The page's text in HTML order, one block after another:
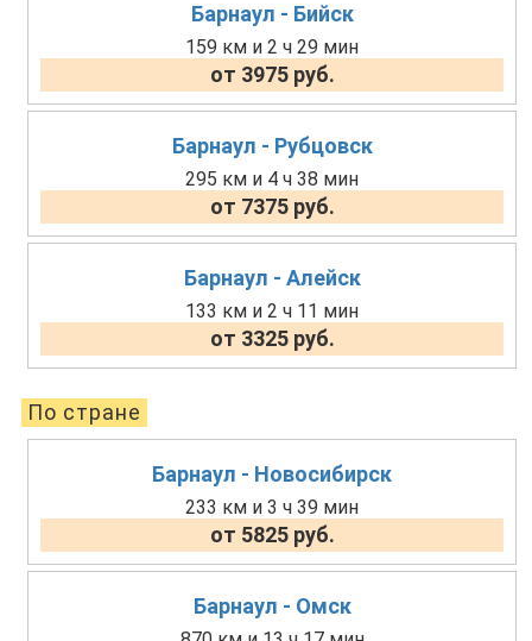
Барнаул - Бийск
159 км и 2 ч 29 мин
от 3975 руб.
Барнаул - Рубцовск
295 км и 4 ч 38 мин
от 7375 руб.
Барнаул - Алейск
133 км и 2 ч 11 мин
от 3325 руб.
По стране
Барнаул - Новосибирск
233 км и 3 ч 39 мин
от 5825 руб.
Барнаул - Омск